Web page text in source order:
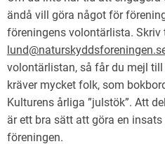
ändå vill göra något för
föreningens volontärlista. Skriv
volontärlistan, så får du mejl
kräver mycket folk, som
Kulturens årliga ”julstök”. Att
är ett bra sätt att göra en
föreningen.